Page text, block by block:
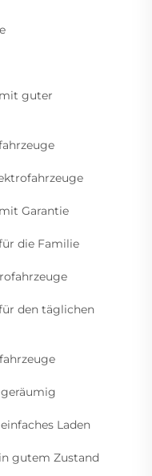
guter
Garantie
die Familie
den täglichen
Laden
gutem Zustand